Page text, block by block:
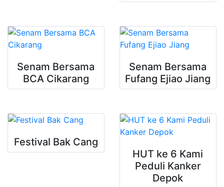
Senam Bersama
BCA Cikarang
Senam Bersama
Fufang Ejiao Jiang
Festival Bak Cang
HUT ke 6 Kami
Peduli Kanker
Depok